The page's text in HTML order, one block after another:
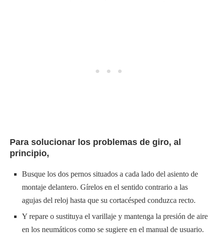
Para solucionar los problemas de giro, al
principio,
Busque los dos pernos situados a cada lado del asiento de
montaje delantero. Gírelos en el sentido contrario a las
agujas del reloj hasta que su cortacésped conduzca recto.
Y repare o sustituya el varillaje y mantenga la presión de aire
en los neumáticos como se sugiere en el manual de usuario.